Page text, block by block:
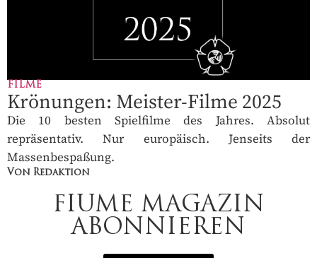
FILME
Krönungen: Meister-Filme 2025
Die 10 besten Spielfilme des Jahres. Absolut
repräsentativ. Nur europäisch. Jenseits der
Massenbespaßung.
Von Redaktion
FIUME MAGAZIN
ABONNIEREN